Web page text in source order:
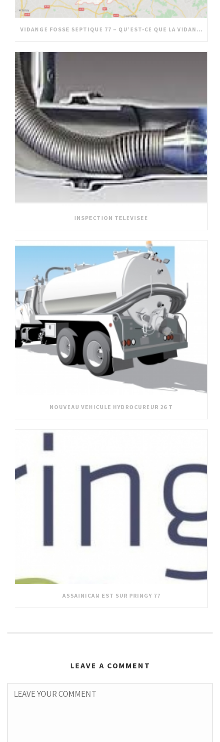
VIDANGE FOSSE SEPTIQUE 77 – QU’EST-CE QUE LA VIDANGE DE FOSSE SEPTIQUE DANS LE 77
INSPECTION TELEVISEE
NOUVEAU VEHICULE HYDROCUREUR 26 T
ASSAINICAM EST SUR PRINGY 77
LEAVE A COMMENT